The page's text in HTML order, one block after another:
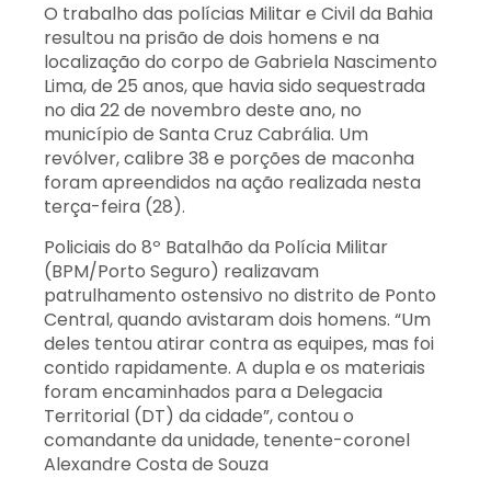
O trabalho das polícias Militar e Civil da Bahia
resultou na prisão de dois homens e na
localização do corpo de Gabriela Nascimento
Lima, de 25 anos, que havia sido sequestrada
no dia 22 de novembro deste ano, no
município de Santa Cruz Cabrália. Um
revólver, calibre 38 e porções de maconha
foram apreendidos na ação realizada nesta
terça-feira (28).
Policiais do 8º Batalhão da Polícia Militar
(BPM/Porto Seguro) realizavam
patrulhamento ostensivo no distrito de Ponto
Central, quando avistaram dois homens. “Um
deles tentou atirar contra as equipes, mas foi
contido rapidamente. A dupla e os materiais
foram encaminhados para a Delegacia
Territorial (DT) da cidade”, contou o
comandante da unidade, tenente-coronel
Alexandre Costa de Souza